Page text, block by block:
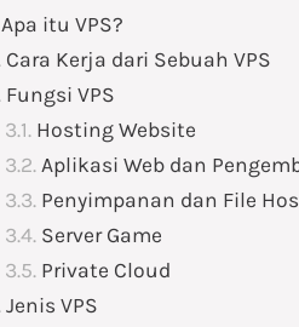
Apa itu VPS?
Cara Kerja dari Sebuah VPS
Fungsi VPS
Hosting Website
Aplikasi Web dan
Penyimpanan dan File
Server Game
Private Cloud
Jenis VPS